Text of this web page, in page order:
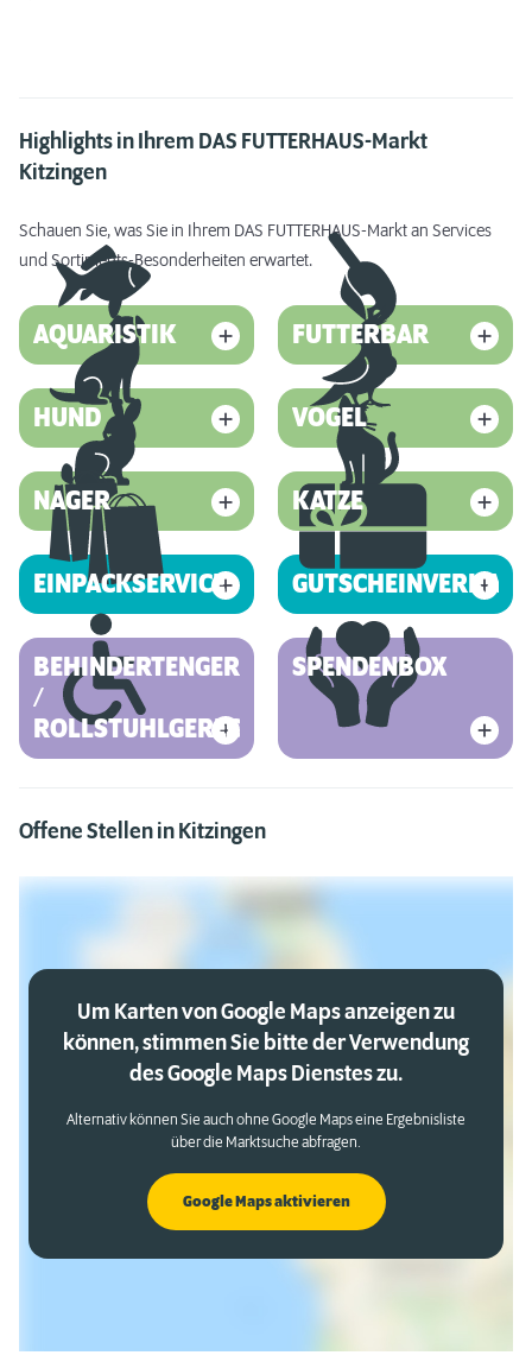
Highlights in Ihrem DAS FUTTERHAUS-Markt
Kitzingen
Schauen Sie, was Sie in Ihrem DAS FUTTERHAUS-Markt an Services
und Sortiments-Besonderheiten erwartet.
AQUARISTIK FUTTERBAR
HUND VOGEL
NAGER KATZE
EINPACKSERVICE GUTSCHEINVERKAUF
BEHINDERTENGERECHT
/
ROLLSTUHLGERECHT
SPENDENBOX
Offene Stellen in Kitzingen
Um Karten von Google Maps anzeigen zu
können, stimmen Sie bitte der Verwendung
des Google Maps Dienstes zu.
Alternativ können Sie auch ohne Google Maps eine Ergebnisliste
über die Marktsuche abfragen.
Google Maps aktivieren